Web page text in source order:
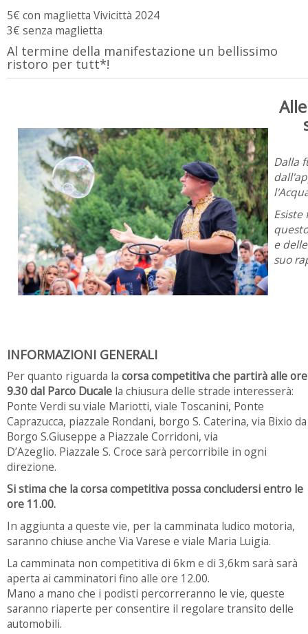
5€ con maglietta Vivicittà 2024
3€ senza maglietta
Al termine della manifestazione un bellissimo
ristoro per tutt*!
Dalla
e
suo
INFORMAZIONI GENERALI
Per quanto riguarda la corsa competitiva che partirà alle ore
9.30 dal Parco Ducale la chiusura delle strade interesserà:
Ponte Verdi su viale Mariotti, viale Toscanini, Ponte
Caprazucca, piazzale Rondani, borgo S. Caterina, via Bixio da
Borgo S.Giuseppe a Piazzale Corridoni, via
D’Azeglio. Piazzale S. Croce sarà percorribile in ogni
direzione.
Si stima che la corsa competitiva possa concludersi entro le
ore 11.00.
In aggiunta a queste vie, per la camminata ludico motoria,
saranno chiuse anche Via Varese e viale Maria Luigia.
La camminata non competitiva di 6km e di 3,6km sarà sarà
aperta ai camminatori fino alle ore 12.00.
Mano a mano che i podisti percorreranno le vie, queste
saranno riaperte per consentire il regolare transito delle
automobili.